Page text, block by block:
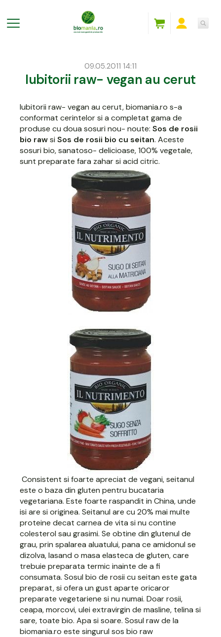
Iubitorii raw- vegan au cerut
09.05.2011 14:11
Iubitorii raw- vegan au cerut, biomania.ro s-a
conformat cerintelor si a completat gama de
produse cu doua sosuri nou- noute:Sos de rosii
bio rawsiSos de rosii bio cu seitan.Aceste
sosuri bio, sanatoso- delicioase, 100% vegetale,
sunt preparate fara zahar si acid citric.
Consistent si foarte apreciat de vegani, seitanul
este o baza din gluten pentru bucataria
vegetariana. Este foarte raspandit in China, unde
isi are si originea. Seitanul are cu 20% mai multe
proteine decat carnea de vita si nu contine
colesterol sau grasimi. Se obtine din glutenul de
grau, prin spalarea aluatului, pana ce amidonul se
dizolva, lasand o masa elasteca de gluten, care
trebuie preparata termic inainte de a fi
consumata. Sosul bio de rosii cu seitan este gata
preparat, si ofera un gust aparte oricaror
preparate vegetariene si nu numai. Doar rosii,
ceapa, morcovi, ulei extravirgin de masline, telina si
sare, toate bio. Apa si soare. Sosul raw de la
biomania.ro este singurul sos bio raw